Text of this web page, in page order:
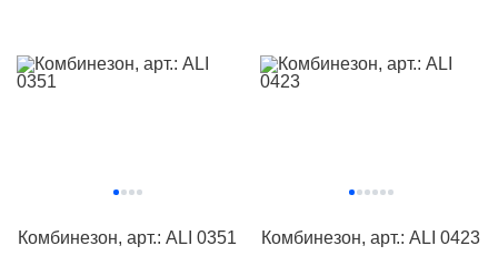
Комбинезон, арт.: ALI 0351 Комбинезон, арт.: ALI 0423